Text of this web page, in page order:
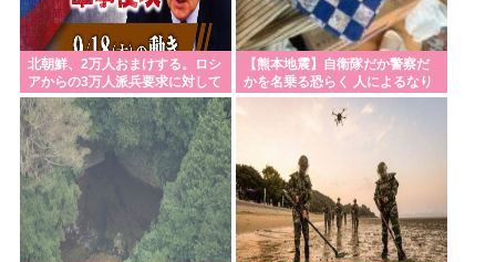
防衛白書の表紙は、なぜか笑顔の若者がアニメ風に
描かれ… 安保政策の大転換とのチグハグ感に戸惑い
の声
米農家「流石にこんな値段じゃ、米作り辞める人、
出るんじゃないかなあ？？」
Powered by livedoor 相互RSS
北朝鮮、2万人おまけする。ロシ
アからの3万人派兵要求に対して
5万人派兵
【熊本地震】自衛隊だか警察だ
かを名乗る恐らく 人によるなり
すまし強盗が被災地で多発して